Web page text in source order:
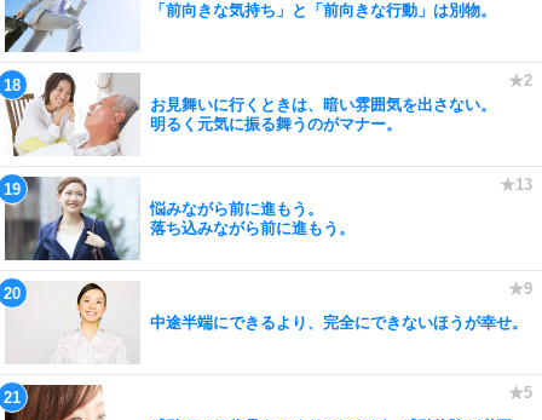
「前向きな気持ち」と「前向きな行動」は別物。
お見舞いに行くときは、暗い雰囲気を出さない。
明るく元気に振る舞うのがマナー。
悩みながら前に進もう。
落ち込みながら前に進もう。
中途半端にできるより、完全にできないほうが幸せ。